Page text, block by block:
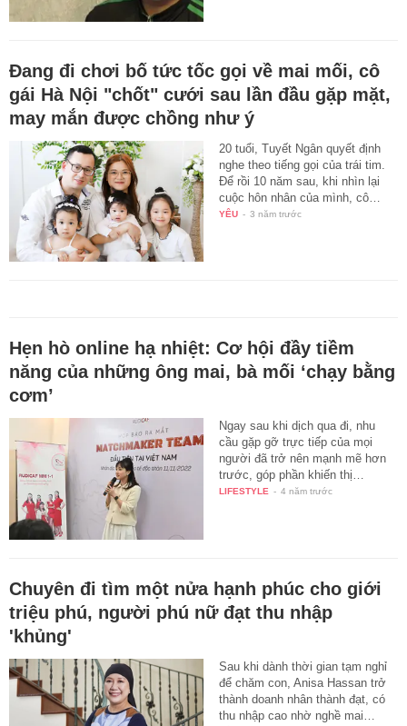
Đang đi chơi bố tức tốc gọi về mai mối, cô
gái Hà Nội "chốt" cưới sau lần đầu gặp mặt,
may mắn được chồng như ý
20 tuổi, Tuyết Ngân quyết định
nghe theo tiếng gọi của trái tim.
Để rồi 10 năm sau, khi nhìn lại
cuộc hôn nhân của mình, cô…
YÊU - 3 năm trước
Hẹn hò online hạ nhiệt: Cơ hội đầy tiềm
năng của những ông mai, bà mối ‘chạy bằng
cơm’
Ngay sau khi dịch qua đi, nhu
cầu gặp gỡ trực tiếp của mọi
người đã trở nên mạnh mẽ hơn
trước, góp phần khiến thị…
LIFESTYLE - 4 năm trước
Chuyên đi tìm một nửa hạnh phúc cho giới
triệu phú, người phú nữ đạt thu nhập
'khủng'
Sau khi dành thời gian tạm nghỉ
để chăm con, Anisa Hassan trở
thành doanh nhân thành đạt, có
thu nhập cao nhờ nghề mai…